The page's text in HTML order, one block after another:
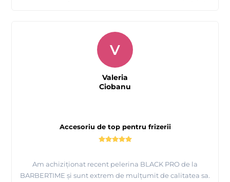
Accesoriu de top pentru frizerii
Am achiziționat recent pelerina BLACK PRO de la
BARBERTIME și sunt extrem de mulțumit de calitatea sa.
V
Valeria
Ciobanu